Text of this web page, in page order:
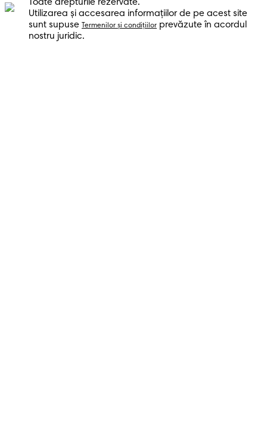
Toate drepturile rezervate.
Utilizarea şi accesarea informaţiilor de pe acest site
sunt supuse
Termenilor şi condiţiilor prevăzute în acordul
nostru juridic.